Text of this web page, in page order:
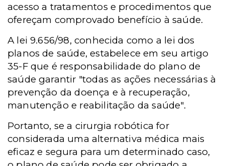
acesso a tratamentos e procedimentos que
ofereçam comprovado benefício à saúde.
A lei 9.656/98, conhecida como a lei dos
planos de saúde, estabelece em seu artigo
35-F que é responsabilidade do plano de
saúde garantir "todas as ações necessárias à
prevenção da doença e à recuperação,
manutenção e reabilitação da saúde".
Portanto, se a cirurgia robótica for
considerada uma alternativa médica mais
eficaz e segura para um determinado caso,